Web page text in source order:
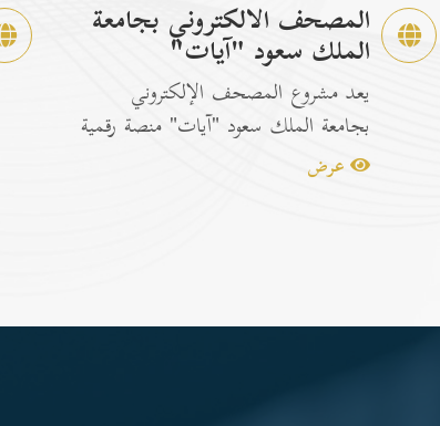
المصحف الالكتروني بجامعة
الملك سعود "آيات"
يعد مشروع المصحف الإلكتروني
بجامعة الملك سعود "آيات" منصة رقمية
متكاملة ومخصصة لتصفح وقراءة القرآن
عرض